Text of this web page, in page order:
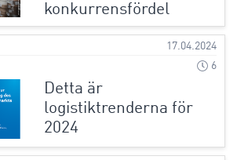
konkurrensfördel
17.04.2024
6
Detta är
logistiktrenderna för
2024